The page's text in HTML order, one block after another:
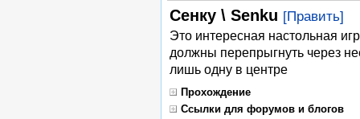
Сенку \ Senku [Править]
Это интересная настольная
должны перепрыгнуть через
лишь одну в центре
Прохождение
Ссылки для форумов и блогов